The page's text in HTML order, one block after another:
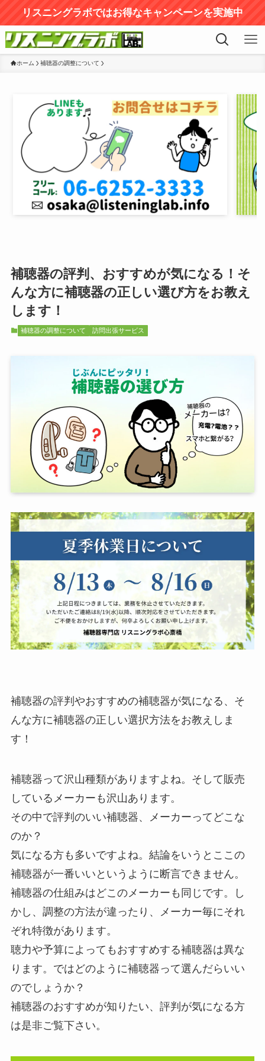
リスニングラボではお得なキャンペーンを実施中
ホーム 補聴器の調整について
補聴器の評判、おすすめが気になる！そ
んな方に補聴器の正しい選び方をお教え
します！
補聴器の調整について 訪問出張サービス
補聴器の評判やおすすめの補聴器が気になる、そ
んな方に補聴器の正しい選択方法をお教えしま
す！
補聴器って沢山種類がありますよね。そして販売
しているメーカーも沢山あります。
その中で評判のいい補聴器、メーカーってどこな
のか？
気になる方も多いですよね。結論をいうとここの
補聴器が一番いいというように断言できません。
補聴器の仕組みはどこのメーカーも同じです。し
かし、調整の方法が違ったり、メーカー毎にそれ
ぞれ特徴があります。
聴力や予算によってもおすすめする補聴器は異な
ります。ではどのように補聴器って選んだらいい
のでしょうか？
補聴器のおすすめが知りたい、評判が気になる方
は是非ご覧下さい。